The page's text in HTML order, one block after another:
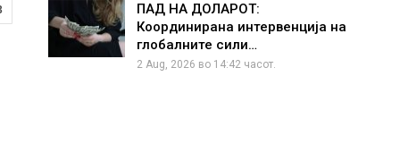
ПАД НА ДОЛАРОТ:
Координирана интервенција на
глобалните сили…
2 Aug, 2026 во 14:42 часот.